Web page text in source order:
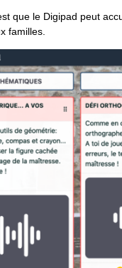
que le Digipad peut
familles.